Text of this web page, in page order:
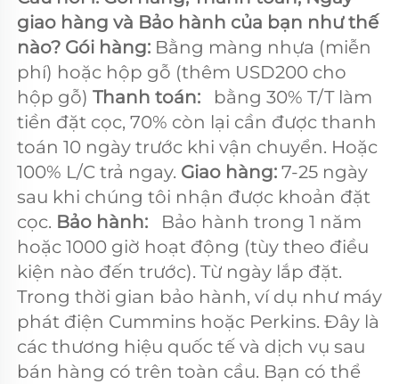
giao hàng và Bảo hành của bạn như thế
nào? Gói hàng: Bằng màng nhựa (miễn
phí) hoặc hộp gỗ (thêm USD200 cho
hộp gỗ) Thanh toán: bằng 30% T/T làm
tiền đặt cọc, 70% còn lại cần được thanh
toán 10 ngày trước khi vận chuyển. Hoặc
100% L/C trả ngay. Giao hàng: 7-25 ngày
sau khi chúng tôi nhận được khoản đặt
cọc. Bảo hành: Bảo hành trong 1 năm
hoặc 1000 giờ hoạt động (tùy theo điều
kiện nào đến trước). Từ ngày lắp đặt.
Trong thời gian bảo hành, ví dụ như máy
phát điện Cummins hoặc Perkins. Đây là
các thương hiệu quốc tế và dịch vụ sau
bán hàng có trên toàn cầu. Bạn có thể